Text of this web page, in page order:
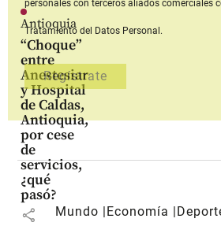
Antioquia
“Choque”
entre
Anestesiar
y Hospital
de Caldas,
Antioquia,
por cese
de
servicios,
¿qué
pasó?
share
personales con terceros aliados comerciales
Tratamiento del Datos Personal.
Mundo Economía